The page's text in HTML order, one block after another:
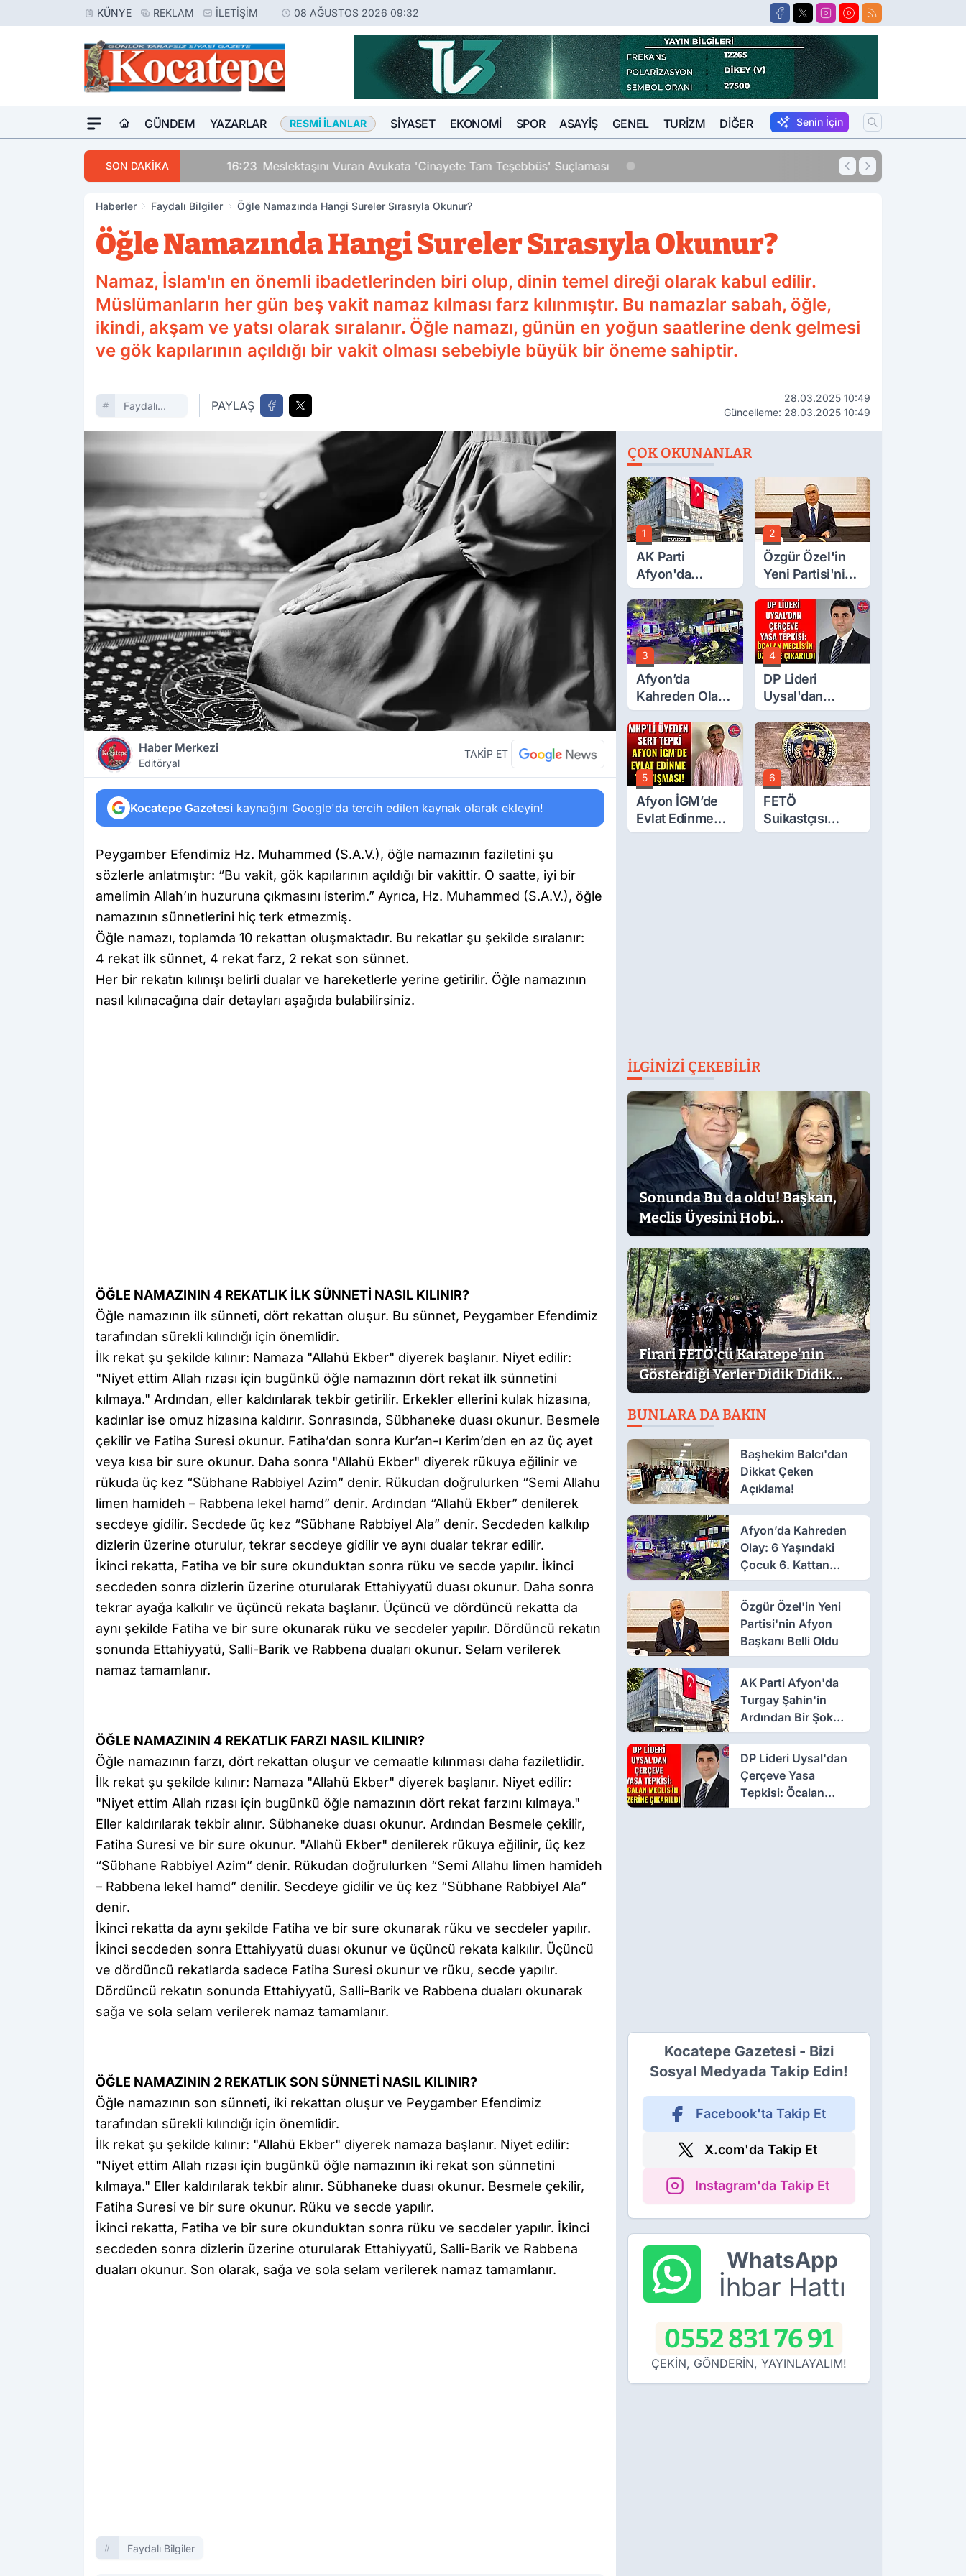
KÜNYE REKLAM İLETIŞIM 08 AĞUSTOS 2026 09:32
GÜNDEM YAZARLAR RESMI İLANLAR SIYASET EKONOMI SPOR ASAYIŞ GENEL TURIZM DIĞER Senin İçin
SON DAKİKA Meslektaşını Vuran Avukata 'Cinayete Tam Teşebbüs' Suçlaması 11:54
Haberler Faydalı Bilgiler Öğle Namazında Hangi Sureler Sırasıyla Okunur?
Öğle Namazında Hangi Sureler Sırasıyla Okunur?
Namaz, İslam'ın en önemli ibadetlerinden biri olup, dinin temel direği olarak kabul edilir.
Müslümanların her gün beş vakit namaz kılması farz kılınmıştır. Bu namazlar sabah, öğle,
ikindi, akşam ve yatsı olarak sıralanır. Öğle namazı, günün en yoğun saatlerine denk gelmesi
ve gök kapılarının açıldığı bir vakit olması sebebiyle büyük bir öneme sahiptir.
Faydalı
PAYLAŞ
28.03.2025 10:49
Güncelleme: 28.03.2025 10:49
Haber Merkezi
Editöryal
TAKİP ET
Kocatepe Gazetesi kaynağını Google'da tercih edilen kaynak olarak ekleyin!
Peygamber Efendimiz Hz. Muhammed (S.A.V.), öğle namazının faziletini şu
sözlerle anlatmıştır: “Bu vakit, gök kapılarının açıldığı bir vakittir. O saatte, iyi bir
amelimin Allah’ın huzuruna çıkmasını isterim.” Ayrıca, Hz. Muhammed (S.A.V.), öğle
namazının sünnetlerini hiç terk etmezmiş.
Öğle namazı, toplamda 10 rekattan oluşmaktadır. Bu rekatlar şu şekilde sıralanır:
4 rekat ilk sünnet, 4 rekat farz, 2 rekat son sünnet.
Her bir rekatın kılınışı belirli dualar ve hareketlerle yerine getirilir. Öğle namazının
nasıl kılınacağına dair detayları aşağıda bulabilirsiniz.
ÖĞLE NAMAZININ 4 REKATLIK İLK SÜNNETİ NASIL KILINIR?
Öğle namazının ilk sünneti, dört rekattan oluşur. Bu sünnet, Peygamber Efendimiz
tarafından sürekli kılındığı için önemlidir.
İlk rekat şu şekilde kılınır: Namaza "Allahü Ekber" diyerek başlanır. Niyet edilir:
"Niyet ettim Allah rızası için bugünkü öğle namazının dört rekat ilk sünnetini
kılmaya." Ardından, eller kaldırılarak tekbir getirilir. Erkekler ellerini kulak hizasına,
kadınlar ise omuz hizasına kaldırır. Sonrasında, Sübhaneke duası okunur. Besmele
çekilir ve Fatiha Suresi okunur. Fatiha’dan sonra Kur’an-ı Kerim’den en az üç ayet
veya kısa bir sure okunur. Daha sonra "Allahü Ekber" diyerek rükuya eğilinir ve
rükuda üç kez “Sübhane Rabbiyel Azim” denir. Rükudan doğrulurken “Semi Allahu
limen hamideh – Rabbena lekel hamd” denir. Ardından “Allahü Ekber” denilerek
secdeye gidilir. Secdede üç kez “Sübhane Rabbiyel Ala” denir. Secdeden kalkılıp
dizlerin üzerine oturulur, tekrar secdeye gidilir ve aynı dualar tekrar edilir.
İkinci rekatta, Fatiha ve bir sure okunduktan sonra rüku ve secde yapılır. İkinci
secdeden sonra dizlerin üzerine oturularak Ettahiyyatü duası okunur. Daha sonra
tekrar ayağa kalkılır ve üçüncü rekata başlanır. Üçüncü ve dördüncü rekatta da
aynı şekilde Fatiha ve bir sure okunarak rüku ve secdeler yapılır. Dördüncü rekatın
sonunda Ettahiyyatü, Salli-Barik ve Rabbena duaları okunur. Selam verilerek
namaz tamamlanır.
ÖĞLE NAMAZININ 4 REKATLIK FARZI NASIL KILINIR?
Öğle namazının farzı, dört rekattan oluşur ve cemaatle kılınması daha faziletlidir.
İlk rekat şu şekilde kılınır: Namaza "Allahü Ekber" diyerek başlanır. Niyet edilir:
"Niyet ettim Allah rızası için bugünkü öğle namazının dört rekat farzını kılmaya."
Eller kaldırılarak tekbir alınır. Sübhaneke duası okunur. Ardından Besmele çekilir,
Fatiha Suresi ve bir sure okunur. "Allahü Ekber" denilerek rükuya eğilinir, üç kez
“Sübhane Rabbiyel Azim” denir. Rükudan doğrulurken “Semi Allahu limen hamideh
– Rabbena lekel hamd” denilir. Secdeye gidilir ve üç kez “Sübhane Rabbiyel Ala”
denir.
İkinci rekatta da aynı şekilde Fatiha ve bir sure okunarak rüku ve secdeler yapılır.
İkinci secdeden sonra Ettahiyyatü duası okunur ve üçüncü rekata kalkılır. Üçüncü
ve dördüncü rekatlarda sadece Fatiha Suresi okunur ve rüku, secde yapılır.
Dördüncü rekatın sonunda Ettahiyyatü, Salli-Barik ve Rabbena duaları okunarak
sağa ve sola selam verilerek namaz tamamlanır.
ÖĞLE NAMAZININ 2 REKATLIK SON SÜNNETİ NASIL KILINIR?
Öğle namazının son sünneti, iki rekattan oluşur ve Peygamber Efendimiz
tarafından sürekli kılındığı için önemlidir.
İlk rekat şu şekilde kılınır: "Allahü Ekber" diyerek namaza başlanır. Niyet edilir:
"Niyet ettim Allah rızası için bugünkü öğle namazının iki rekat son sünnetini
kılmaya." Eller kaldırılarak tekbir alınır. Sübhaneke duası okunur. Besmele çekilir,
Fatiha Suresi ve bir sure okunur. Rüku ve secde yapılır.
İkinci rekatta, Fatiha ve bir sure okunduktan sonra rüku ve secdeler yapılır. İkinci
secdeden sonra dizlerin üzerine oturularak Ettahiyyatü, Salli-Barik ve Rabbena
duaları okunur. Son olarak, sağa ve sola selam verilerek namaz tamamlanır.
Faydalı Bilgiler
ÇOK OKUNANLAR
1
AK Parti
Afyon'da
Turgay Şahin'in
Ardından Bir
Şok Daha!
2
Özgür Özel'in
Yeni Partisi'nin
Afyon Başkanı
Belli Oldu
3
Afyon’da
Kahreden Olay:
6 Yaşındaki
Çocuk 6. Kattan
Düştü
4
DP Lideri
Uysal'dan
Çerçeve Yasa
Tepkisi: Öcalan
Meclis'in
Üzerine Çıkarıldı
5
Afyon İGM’de
Evlat Edinme
Tartışması!
6
FETÖ
Suikastçısı
Burkay
İLGINIZI ÇEKEBILIR
Sonunda Bu da oldu! Başkan,
Meclis Üyesini Hobi
Bahçesinden Attırdı
Firari FETÖ'cü Karatepe'nin
Gösterdiği Yerler Didik Didik
Aranıyor
BUNLARA DA BAKIN
Başhekim Balcı'dan
Dikkat Çeken
Açıklama!
Afyon’da Kahreden
Olay: 6 Yaşındaki
Çocuk 6. Kattan
Düştü
Özgür Özel'in Yeni
Partisi'nin Afyon
Başkanı Belli Oldu
AK Parti Afyon'da
Turgay Şahin'in
Ardından Bir Şok
Daha!
DP Lideri Uysal'dan
Çerçeve Yasa
Tepkisi: Öcalan
Meclis'in Üzerine
Kocatepe Gazetesi - Bizi
Sosyal Medyada Takip Edin!
Facebook'ta Takip Et
X.com'da Takip Et
Instagram'da Takip Et
WhatsApp
İhbar Hattı
0552 831 76 91
ÇEKİN, GÖNDERİN, YAYINLAYALIM!